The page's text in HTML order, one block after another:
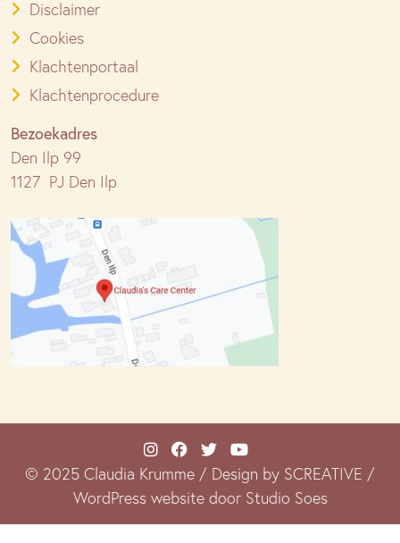
Disclaimer
Cookies
Klachtenportaal
Klachtenprocedure
Bezoekadres
Den Ilp 99
1127 PJ Den Ilp
© 2025 Claudia Krumme / Design by SCREATIVE /
WordPress website door Studio Soes